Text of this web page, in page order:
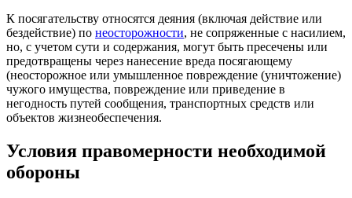
К посягательству относятся деяния (включая действие или
бездействие) по неосторожности, не сопряженные с насилием,
но, с учетом сути и содержания, могут быть пресечены или
предотвращены через нанесение вреда посягающему
(неосторожное или умышленное повреждение (уничтожение)
чужого имущества, повреждение или приведение в
негодность путей сообщения, транспортных средств или
объектов жизнеобеспечения.
Условия правомерности необходимой
обороны